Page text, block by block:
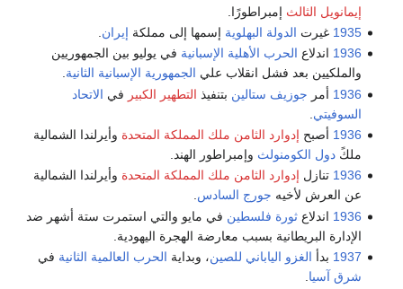
إيمانويل الثالث إمبراطورًا.
1935 غيرت الدولة البهلوية إسمها إلى مملكة إيران
1936 اندلاع الحرب الأهلية الإسبانية في يوليو بين الجمهوريين
والملكيين بعد فشل انقلاب علي الجمهورية الإسبانية الثانية.
1936 أمر جوزيف ستالين بتنفيذ التطهير الكبير في الاتحاد
السوفيتي
1936 أصبح إدوارد الثامن ملك المملكة المتحدة وأيرلندا الشمالية
ملكًدول الكومنولث وإمبراطور الهند.
1936 تنازل إدوارد الثامن ملك المملكة المتحدة وأيرلندا الشمالية
عن العرش لأخيه جورج السادس.
1936 اندلاعثورة فلسطين في مايو والتي استمرت ستة أشهر ضد
الإدارة البريطانية بسبب معارضة الهجرة اليهودية.
1937 بدأ الغزو الياباني للصين، وبداية الحرب العالمية الثانية في
شرق آسيا.